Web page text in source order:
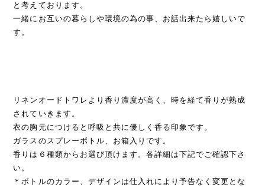
と考えております。
一緒にお互いの暮らしや環境の為の事、お話出来たら嬉しいで
す。
リネンオードトワレより香り濃度が高く、時を経て香りが熟成
されていきます。
衣の胸元につけると呼吸と共に優しく香る印象です。
ガラスのスプレーボトル、お箱入りです。
香りは６種類からお選び頂けます。各詳細は下記でご確認下さ
い。
＊ボトルのカラー、デザインは仕入れにより予告なく変更とな